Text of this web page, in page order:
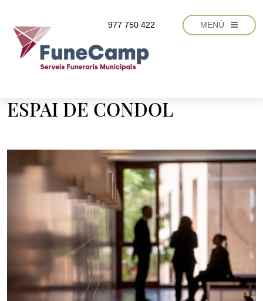
977 750 422 MENÚ
ESPAI DE CONDOL